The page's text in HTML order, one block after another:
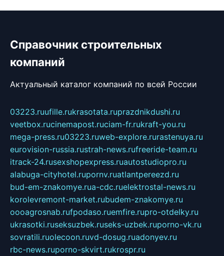
Справочник строительных
компаний
Актуальный каталог компаний по всей России
03223.ruufille.rukrasotata.ruprazdnikdushi.ru
veetbox.rucinemapost.ruciam-fr.rukraft-you.ru
mega-press.ru03223.ruweb-explore.rurastenuya.ru
eurovision-russia.rustrah-news.rufreeride-team.ru
itrack-24.rusexshopexpress.ruautostudiopro.ru
alabuga-cityhotel.rupornv.ruatlantpereezd.ru
bud-em-znakomye.rua-cdc.ruelektrostal-news.ru
korolevremont-market.rubudem-znakomye.ru
oooagrosnab.rufpodaso.ruemfire.rupro-otdelky.ru
ukrasotki.ruseksuzbek.ruseks-uzbek.ruporno-vk.ru
sovratili.ruolecoon.ruvd-dosug.ruadonyev.ru
rbc-news.ruporno-skvirt.rukrospr.ru